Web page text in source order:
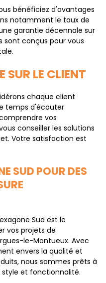
bénéficiez d'avantages
notamment le taux de
garantie décennale sur
sont conçus pour vous
SUR LE CLIENT
chaque client
temps d'écouter
vos
conseiller les solutions
Votre satisfaction est
SUD POUR DES
Sud est le
vos projets de
le-Montueux. Avec
envers la qualité et
nous sommes prêts à
et fonctionnalité.